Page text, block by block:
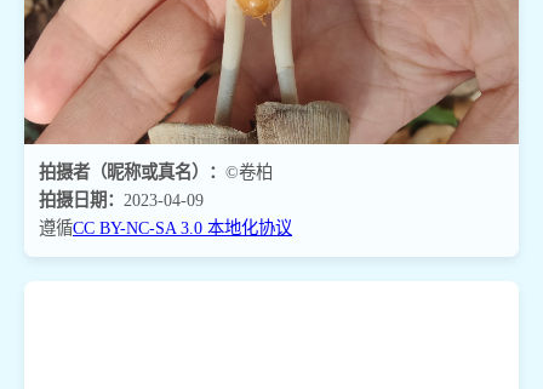
拍摄者（昵称或真名）： ©卷柏
拍摄日期： 2023-04-09
遵循CC BY-NC-SA 3.0 本地化协议